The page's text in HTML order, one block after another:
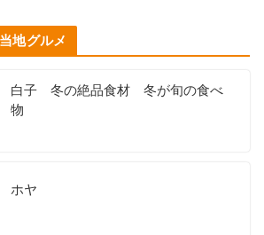
地グルメ
白子 冬の絶品食材 冬が旬の食べ
物
ホヤ